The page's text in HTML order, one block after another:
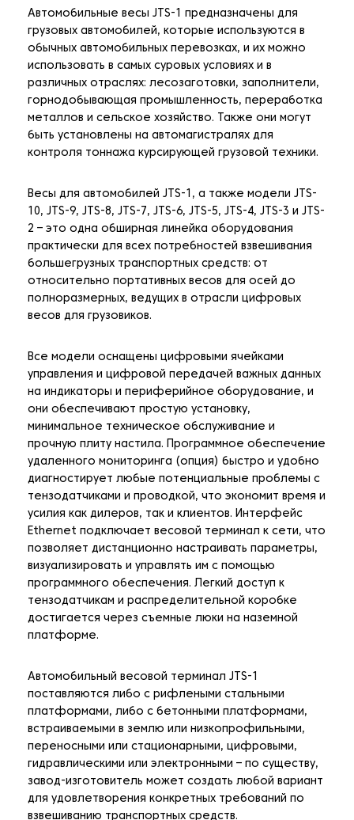
Автомобильные весы JTS-1 предназначены для
грузовых автомобилей, которые используются в
обычных автомобильных перевозках, и их можно
использовать в самых суровых условиях и в
различных отраслях: лесозаготовки, заполнители,
горнодобывающая промышленность, переработка
металлов и сельское хозяйство. Также они могут
быть установлены на автомагистралях для
контроля тоннажа курсирующей грузовой техники.
Весы для автомобилей JTS-1, а также модели JTS-
10, JTS-9, JTS-8, JTS-7, JTS-6, JTS-5, JTS-4, JTS-3 и JTS-
2 – это одна обширная линейка оборудования
практически для всех потребностей взвешивания
большегрузных транспортных средств: от
относительно портативных весов для осей до
полноразмерных, ведущих в отрасли цифровых
весов для грузовиков.
Все модели оснащены цифровыми ячейками
управления и цифровой передачей важных данных
на индикаторы и периферийное оборудование, и
они обеспечивают простую установку,
минимальное техническое обслуживание и
прочную плиту настила. Программное обеспечение
удаленного мониторинга (опция) быстро и удобно
диагностирует любые потенциальные проблемы с
тензодатчиками и проводкой, что экономит время и
усилия как дилеров, так и клиентов. Интерфейс
Ethernet подключает весовой терминал к сети, что
позволяет дистанционно настраивать параметры,
визуализировать и управлять им с помощью
программного обеспечения. Легкий доступ к
тензодатчикам и распределительной коробке
достигается через съемные люки на наземной
платформе.
Автомобильный весовой терминал JTS-1
поставляются либо с рифлеными стальными
платформами, либо с бетонными платформами,
встраиваемыми в землю или низкопрофильными,
переносными или стационарными, цифровыми,
гидравлическими или электронными – по существу,
завод-изготовитель может создать любой вариант
для удовлетворения конкретных требований по
взвешиванию транспортных средств.